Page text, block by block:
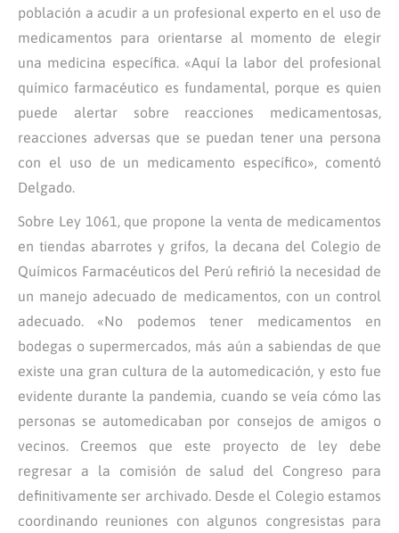
población a acudir a un profesional experto en el uso de
medicamentos para orientarse al momento de elegir
una medicina específica. «Aquí la labor del profesional
químico farmacéutico es fundamental, porque es quien
puede alertar sobre reacciones medicamentosas,
reacciones adversas que se puedan tener una persona
con el uso de un medicamento específico», comentó
Delgado.
Sobre Ley 1061, que propone la venta de medicamentos
en tiendas abarrotes y grifos, la decana del Colegio de
Químicos Farmacéuticos del Perú refirió la necesidad de
un manejo adecuado de medicamentos, con un control
adecuado. «No podemos tener medicamentos en
bodegas o supermercados, más aún a sabiendas de que
existe una gran cultura de la automedicación, y esto fue
evidente durante la pandemia, cuando se veía cómo las
personas se automedicaban por consejos de amigos o
vecinos. Creemos que este proyecto de ley debe
regresar a la comisión de salud del Congreso para
definitivamente ser archivado. Desde el Colegio estamos
coordinando reuniones con algunos congresistas para